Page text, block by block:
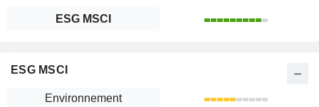
ESG MSCI
ESG MSCI
Environnement